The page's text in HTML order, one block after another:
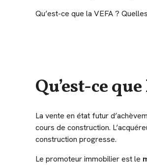
Qu’est-ce que la VEFA ?
Qu’est-ce
La vente en état futur
cours de construction.
construction progresse.
Le promoteur immobilier est le